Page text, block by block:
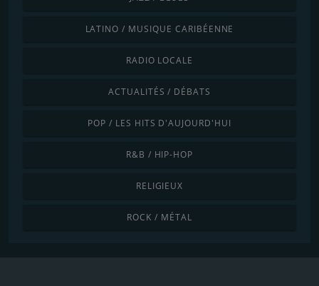
LATINO / MUSIQUE CARIBÉENNE
RADIO LOCALE
ACTUALITÉS / DÉBATS
POP / LES HITS D'AUJOURD'HUI
R&B / HIP-HOP
RELIGIEUX
ROCK / MÉTAL